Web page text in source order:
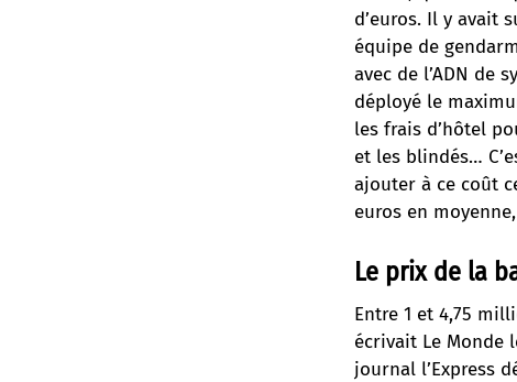
d’euros. Il y avait
équipe de
avec de l’ADN de
déployé le
les frais d’hôtel
et les blindés…
ajouter à ce coût
euros en
Le prix de la
Entre 1 et 4,75
écrivait Le Monde
journal l’Express